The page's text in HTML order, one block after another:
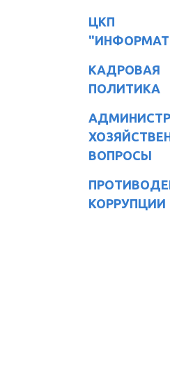
ЦКП
КАДРОВАЯ
ПОЛИТИКА
ВОПРОСЫ
КОРРУПЦИИ